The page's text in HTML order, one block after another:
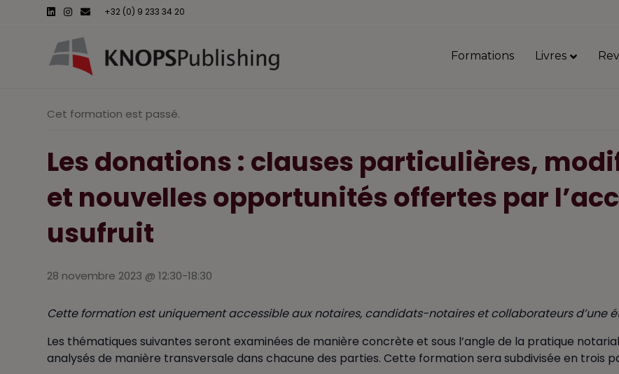
L
i
d
I
n
g
r
E
m
i
+32 (0) 9 233 34 20
Formations Livres
Cet formation est passé.
Les donations : clauses particulières,
et nouvelles opportunités offertes par
usufruit
28 novembre 2023 @ 12:30-18:30
Cette formation est uniquement accessible aux notaires, candidats-notaires et collaborateurs d’une
Les thématiques suivantes seront examinées de manière concrète et sous l’angle de la pratique
analysés de manière transversale dans chacune des parties. Cette formation sera subdivisée en trois